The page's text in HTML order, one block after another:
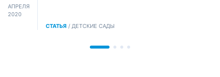
АПРЕЛЯ
2020
СТАТЬЯ / ДЕТСКИЕ САДЫ